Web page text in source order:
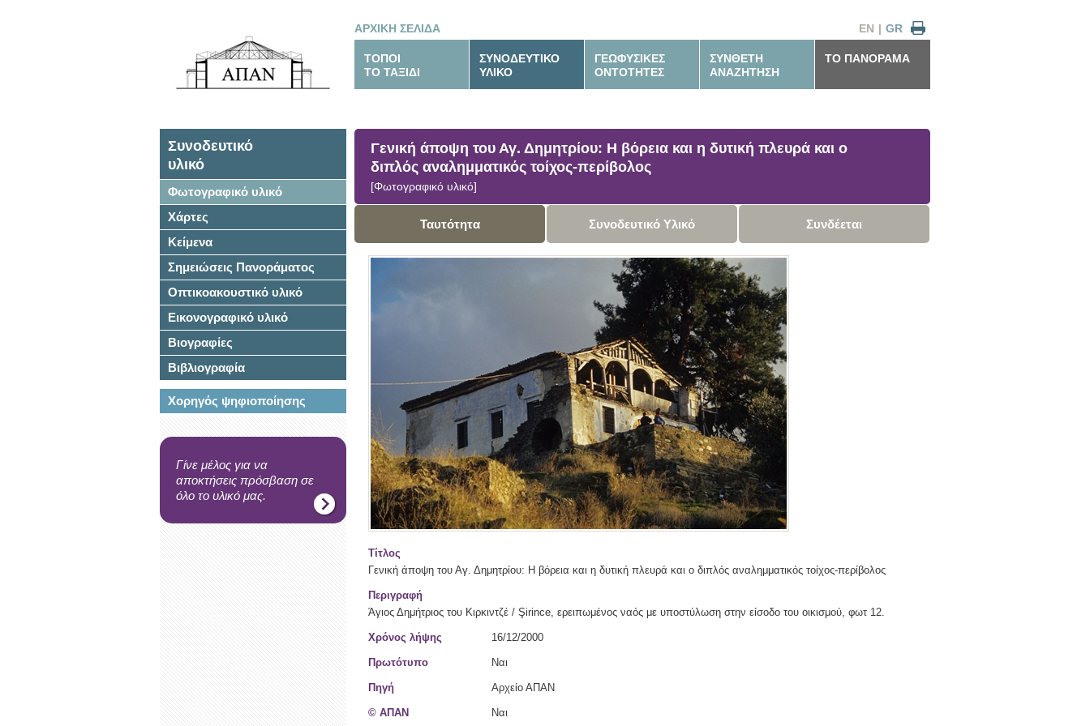
ΑΡΧΙΚΗ ΣΕΛΙΔΑ GR
|
EN
ΤΟΠΟΙ
ΤΟ ΤΑΞΙΔΙ
ΣΥΝΟΔΕΥΤΙΚΟ
ΥΛΙΚΟ
ΓΕΩΦΥΣΙΚΕΣ
ΟΝΤΟΤΗΤΕΣ
ΣΥΝΘΕΤΗ
ΑΝΑΖΗΤΗΣΗ
ΤΟ ΠΑΝΟΡΑΜΑ
Συνοδευτικό
υλικό
Φωτογραφικό υλικό
Χάρτες
Κείμενα
Σημειώσεις Πανοράματος
Οπτικοακουστικό υλικό
Εικονογραφικό υλικό
Βιογραφίες
Βιβλιογραφία
Χορηγός ψηφιοποίησης
Γίνε μέλος για να
αποκτήσεις πρόσβαση σε
όλο το υλικό μας.
Γενική άποψη του Αγ. Δημητρίου: Η βόρεια και η δυτική πλευρά και ο
διπλός αναλημματικός τοίχος-περίβολος
[Φωτογραφικό υλικό]
Ταυτότητα Συνοδευτικό Υλικό Συνδέεται
Τίτλος
Γενική άποψη του Αγ. Δημητρίου: Η βόρεια και η δυτική πλευρά και ο διπλός αναλημματικός τοίχος-περίβολος
Περιγραφή
Άγιος Δημήτριος του Κιρκιντζέ / Şirince, ερειπωμένος ναός με υποστύλωση στην είσοδο του οικισμού, φωτ 12.
Χρόνος λήψης 16/12/2000
Πρωτότυπο Ναι
Πηγή Αρχείο ΑΠΑΝ
© ΑΠΑΝ Ναι